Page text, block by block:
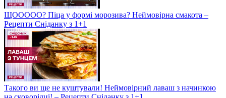
ЩООООО? Піца у формі морозива? Неймовірна смакота –
Рецепти Сніданку з 1+1
Такого ви ще не куштували! Неймовірний лаваш з начинкою